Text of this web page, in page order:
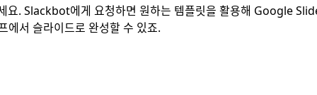
요. Slackbot에게 요청하면 원하는 템플릿을 활용해 Google
에서 슬라이드로 완성할 수 있죠.